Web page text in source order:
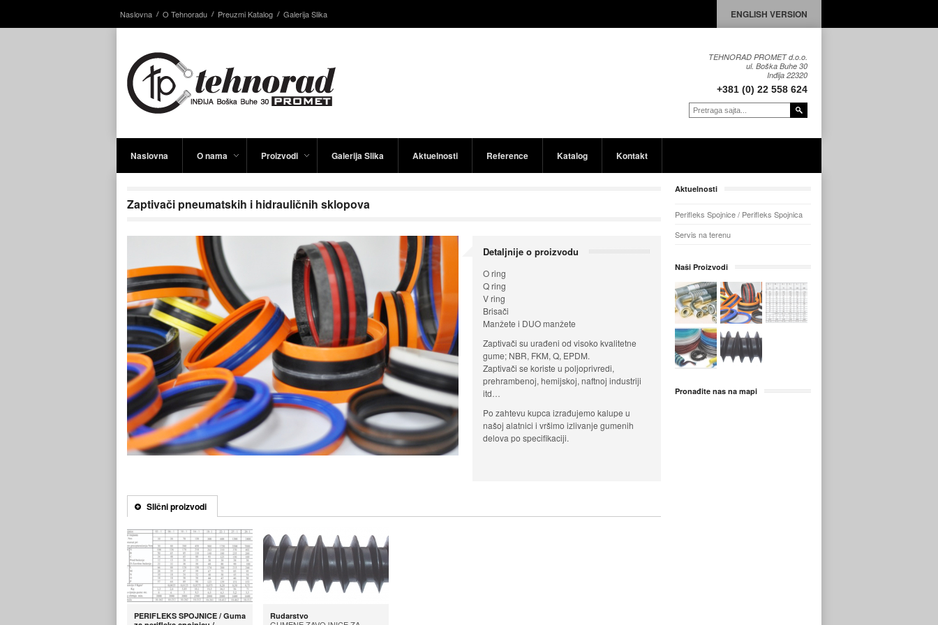
ENGLISH VERSION
Naslovna O Tehnoradu Preuzmi Katalog Galerija Slika
TEHNORAD PROMET d.o.o.
ul. Boška Buhe 30
Inđija 22320
+381 (0) 22 558 624
Naslovna O nama Proizvodi Galerija Slika Aktuelnosti Reference Katalog Kontakt
Zaptivači pneumatskih i hidrauličnih sklopova
Detaljnije o proizvodu
O ring
Q ring
V ring
Brisači
Manžete i DUO manžete
Zaptivači su urađeni od visoko kvalitetne
gume; NBR, FKM, Q, EPDM.
Zaptivači se koriste u poljoprivredi,
prehrambenoj, hemijskoj, naftnoj industriji
itd…
Po zahtevu kupca izrađujemo kalupe u
našoj alatnici i vršimo izlivanje gumenih
delova po specifikaciji.
Slični proizvodi
PERIFLEKS SPOJNICE / Guma
Rudarstvo
Aktuelnosti
Perifleks Spojnice / Perifleks Spojnica
Servis na terenu
Naši Proizvodi
Pronađite nas na mapi